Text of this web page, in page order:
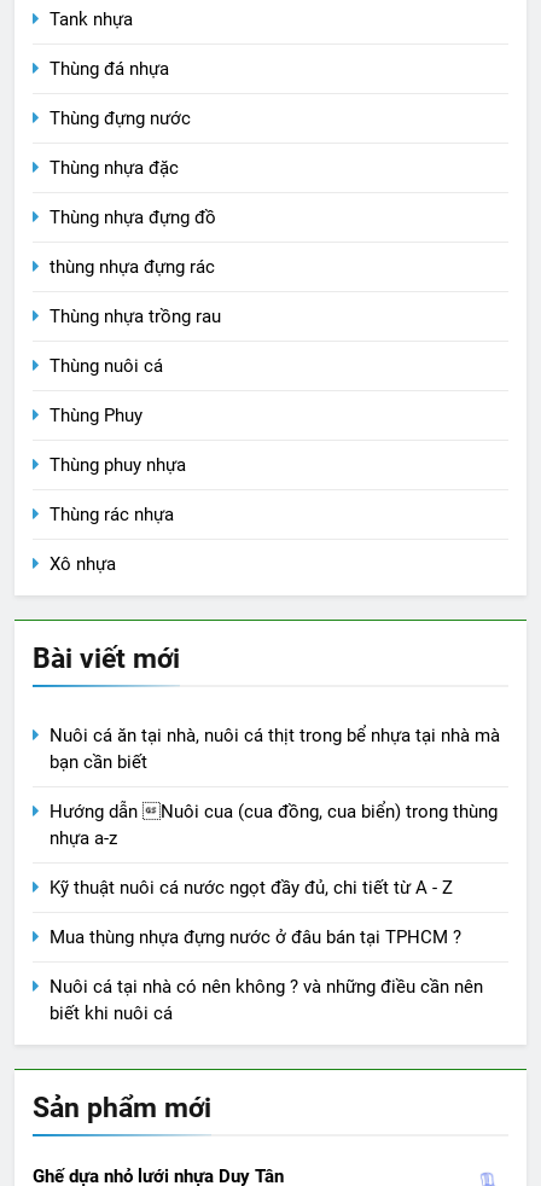
Tank nhựa
Thùng đá nhựa
Thùng đựng nước
Thùng nhựa đặc
Thùng nhựa đựng đồ
thùng nhựa đựng rác
Thùng nhựa trồng rau
Thùng nuôi cá
Thùng Phuy
Thùng phuy nhựa
Thùng rác nhựa
Xô nhựa
Bài viết mới
Nuôi cá ăn tại nhà, nuôi cá thịt trong bể nhựa tại nhà mà
bạn cần biết
Hướng dẫn Nuôi cua (cua đồng, cua biển) trong thùng
nhựa a-z
Kỹ thuật nuôi cá nước ngọt đầy đủ, chi tiết từ A - Z
Mua thùng nhựa đựng nước ở đâu bán tại TPHCM ?
Nuôi cá tại nhà có nên không ? và những điều cần nên
biết khi nuôi cá
Sản phẩm mới
Ghế dựa nhỏ lưới nhựa Duy Tân